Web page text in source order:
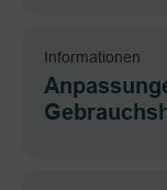
Informationen